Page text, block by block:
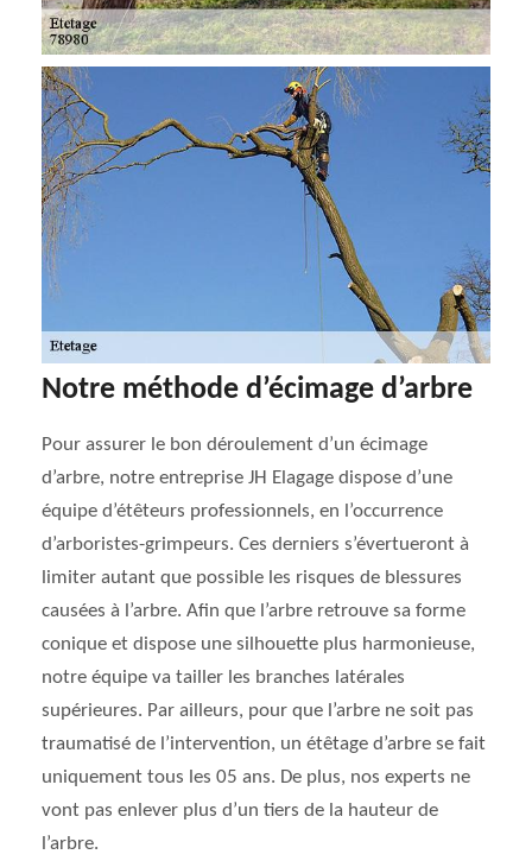
Notre méthode d’écimage d’arbre
Pour assurer le bon déroulement d’un écimage
d’arbre, notre entreprise JH Elagage dispose d’une
équipe d’étêteurs professionnels, en l’occurrence
d’arboristes-grimpeurs. Ces derniers s’évertueront à
limiter autant que possible les risques de blessures
causées à l’arbre. Afin que l’arbre retrouve sa forme
conique et dispose une silhouette plus harmonieuse,
notre équipe va tailler les branches latérales
supérieures. Par ailleurs, pour que l’arbre ne soit pas
traumatisé de l’intervention, un étêtage d’arbre se fait
uniquement tous les 05 ans. De plus, nos experts ne
vont pas enlever plus d’un tiers de la hauteur de
l’arbre.